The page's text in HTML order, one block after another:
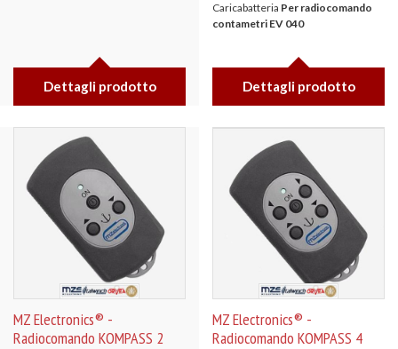
Dettagli prodotto
Caricabatteria Per radiocomando
contametri EV 040
Dettagli prodotto
MZ Electronics® -
Radiocomando KOMPASS 2
MZ Electronics® -
Radiocomando KOMPASS 4